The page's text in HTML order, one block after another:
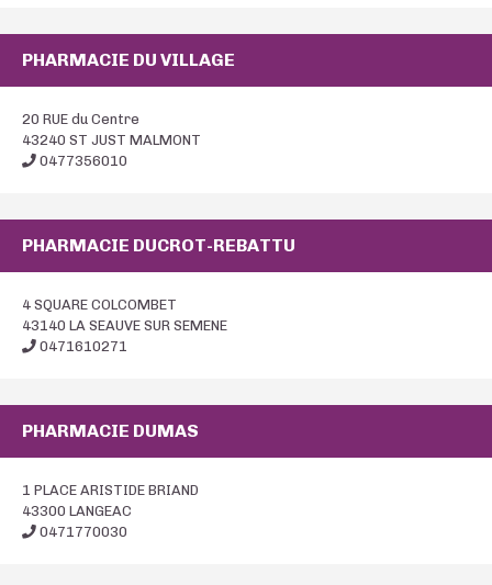
PHARMACIE DU VILLAGE
20 RUE du Centre
43240 ST JUST MALMONT
0477356010
PHARMACIE DUCROT-REBATTU
4 SQUARE COLCOMBET
43140 LA SEAUVE SUR SEMENE
0471610271
PHARMACIE DUMAS
1 PLACE ARISTIDE BRIAND
43300 LANGEAC
0471770030